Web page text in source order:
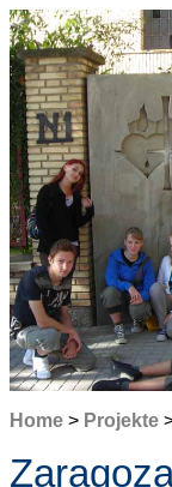
Home > Projekte